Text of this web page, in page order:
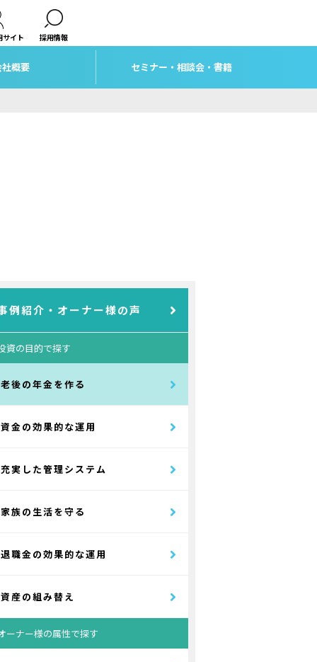
サイト 採用情報
概要 セミナー・相談会・書籍
例紹介・オーナー様の声
資の目的で探す
老後の年金を作る
資金の効果的な運用
充実した管理システム
家族の生活を守る
退職金の効果的な運用
資産の組み替え
ーナー様の属性で探す